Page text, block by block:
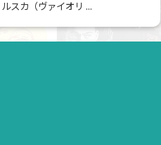
スカ（ヴァイオリ ...